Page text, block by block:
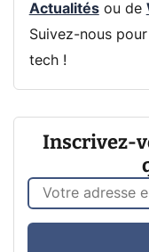
Actualitésou de
Suivez-nous
tech !
Inscrivez-